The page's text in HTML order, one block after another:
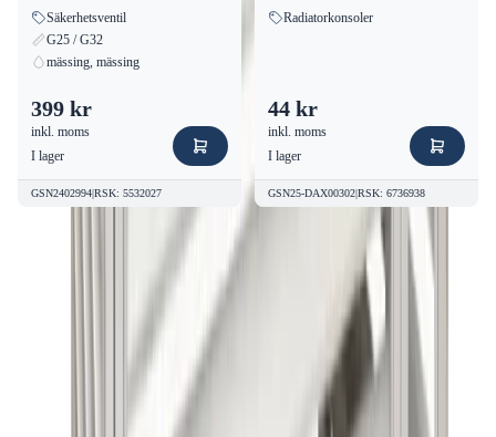
Säkerhetsventil
G25 / G32
mässing, mässing
399 kr
inkl. moms
I lager
GSN2402994|RSK: 5532027
Radiatorkonsoler
44 kr
inkl. moms
I lager
GSN25-DAX00302|RSK: 6736938
Vanliga frågor omAltech
Värmepumpshus VIT
Värmepumpsskydd RSK 6259004
Vanliga frågor
om Altech